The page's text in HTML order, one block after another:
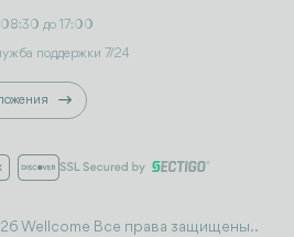
08:30 до 17:00
поддержки 7/24
Wellcome Все права защищены..